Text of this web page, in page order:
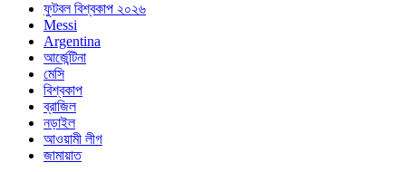
ফুটবল বিশ্বকাপ ২০২৬
Messi
Argentina
আর্জেন্টিনা
মেসি
বিশ্বকাপ
ব্রাজিল
নড়াইল
আওয়ামী লীগ
জামায়াত